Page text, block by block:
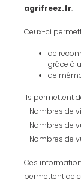
agrifreez.fr.
Ceux-ci
de
grâce à
de
Ils permettent
- Nombres de
- Nombres de
- Nombres de
Ces
permettent de